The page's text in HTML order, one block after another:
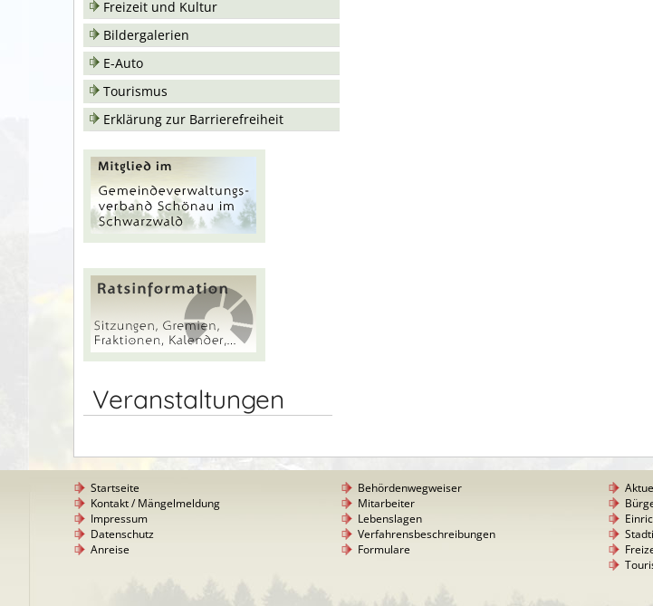
Freizeit und Kultur
Bildergalerien
E-Auto
Tourismus
Erklärung zur Barrierefreiheit
Veranstaltungen
Startseite
Kontakt / Mängelmeldung
Impressum
Datenschutz
Anreise
Behördenwegweiser
Mitarbeiter
Lebenslagen
Verfahrensbeschreibungen
Formulare